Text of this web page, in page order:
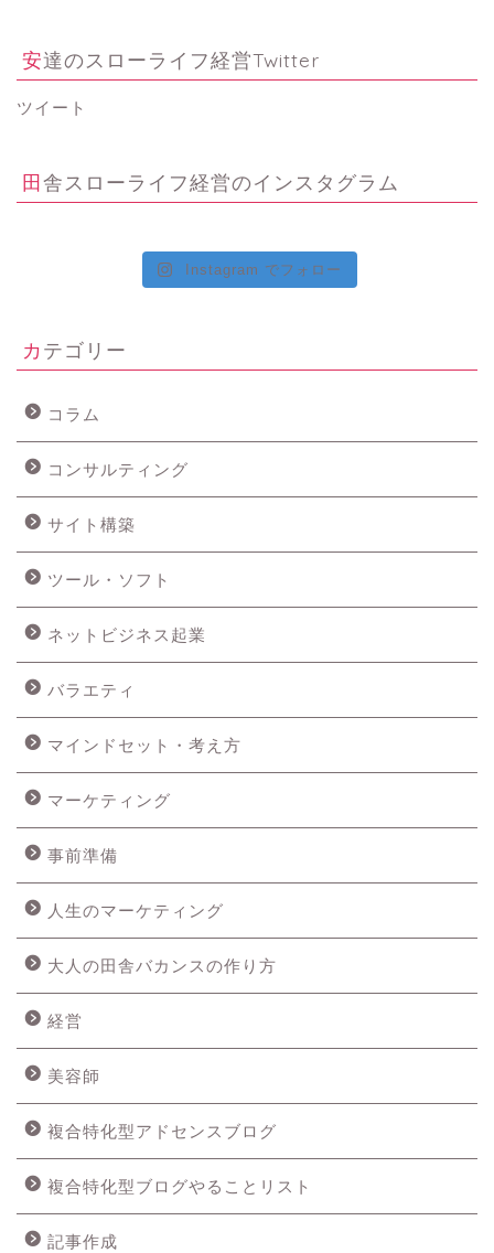
安達のスローライフ経営Twitter
ツイート
田舎スローライフ経営のインスタグラム
Instagram でフォロー
カテゴリー
コラム
コンサルティング
サイト構築
ツール・ソフト
ネットビジネス起業
バラエティ
マインドセット・考え方
マーケティング
事前準備
人生のマーケティング
大人の田舎バカンスの作り方
経営
美容師
複合特化型アドセンスブログ
複合特化型ブログやることリスト
記事作成